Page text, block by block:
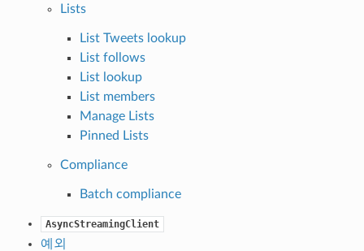
Lists
List Tweets lookup
List follows
List lookup
List members
Manage Lists
Pinned Lists
Compliance
Batch compliance
AsyncStreamingClient
예외